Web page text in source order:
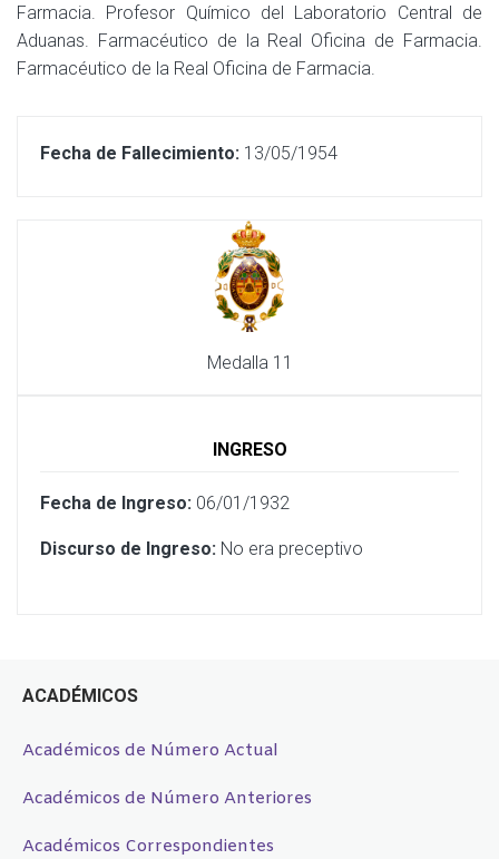
Farmacia. Profesor Químico del Laboratorio Central de
Aduanas. Farmacéutico de la Real Oficina de Farmacia.
Farmacéutico de la Real Oficina de Farmacia.
Fecha de Fallecimiento: 13/05/1954
Medalla 11
INGRESO
Fecha de Ingreso: 06/01/1932
Discurso de Ingreso: No era preceptivo
ACADÉMICOS
Académicos de Número Actual
Académicos de Número Anteriores
Académicos Correspondientes